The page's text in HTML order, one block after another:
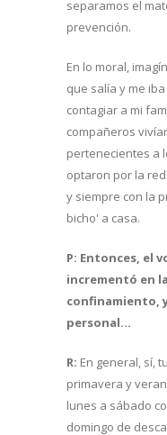
separamos el
prevención.
En lo moral,
que salía y me
contagiar a mi
compañeros
pertenecientes a
optaron por la
y siempre con la
bicho' a casa.
P: Entonces, el
incrementó en
confinamiento,
personal...
R: En general, sí,
primavera y
lunes a sábado
domingo de